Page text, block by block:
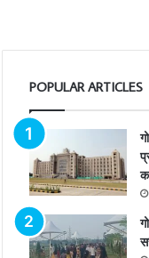
POPULAR ARTICLES